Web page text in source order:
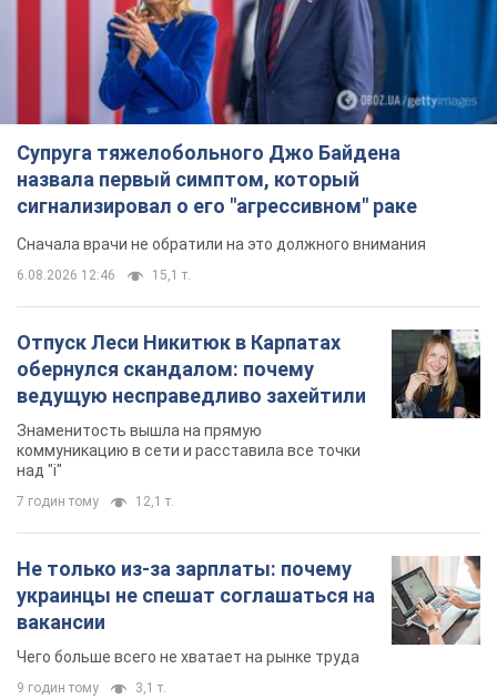
Супруга тяжелобольного Джо Байдена
назвала первый симптом, который
сигнализировал о его "агрессивном" раке
Сначала врачи не обратили на это должного внимания
6.08.2026 12:46 15,1 т.
Отпуск Леси Никитюк в Карпатах
обернулся скандалом: почему
ведущую несправедливо захейтили
Знаменитость вышла на прямую
коммуникацию в сети и расставила все точки
над "i"
7 годин тому 12,1 т.
Не только из-за зарплаты: почему
украинцы не спешат соглашаться на
вакансии
Чего больше всего не хватает на рынке труда
9 годин тому 3,1 т.